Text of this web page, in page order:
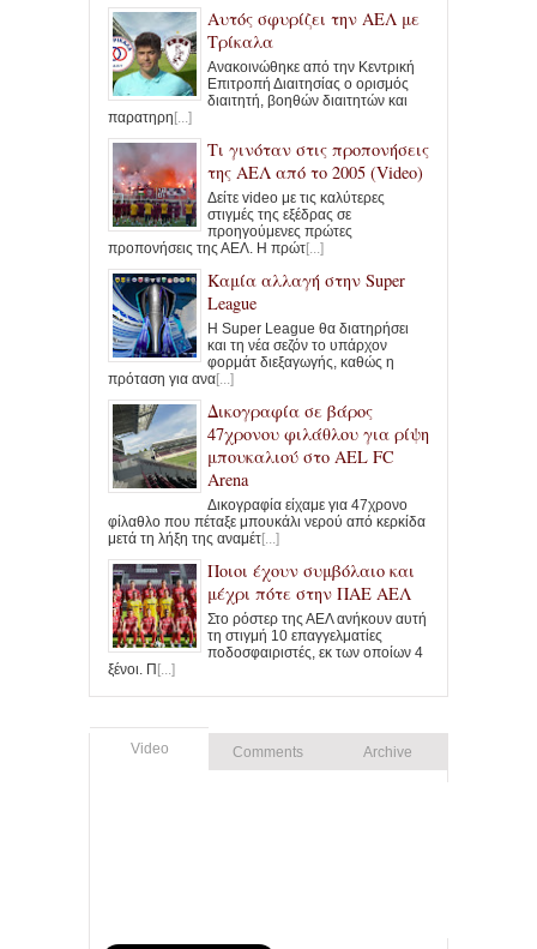
Αυτός σφυρίζει την ΑΕΛ με
Τρίκαλα
Ανακοινώθηκε από την Κεντρική
Επιτροπή Διαιτησίας ο ορισμός
διαιτητή, βοηθών διαιτητών και
παρατηρη [...]
Τι γινόταν στις προπονήσεις
της ΑΕΛ από το 2005 (Video)
Δείτε video με τις καλύτερες
στιγμές της εξέδρας σε
προηγούμενες πρώτες
προπονήσεις της ΑΕΛ. Η πρώτ[...]
Καμία αλλαγή στην Super
League
Η Super League θα διατηρήσει
και τη νέα σεζόν το υπάρχον
φορμάτ διεξαγωγής, καθώς η
πρόταση για ανα[...]
Δικογραφία σε βάρος
47χρονου φιλάθλου για ρίψη
μπουκαλιού στο AEL FC
Arena
Δικογραφία είχαμε για 47χρονο
φίλαθλο που πέταξε μπουκάλι νερού από κερκίδα
μετά τη λήξη της αναμέτ[...]
Ποιοι έχουν συμβόλαιο και
μέχρι πότε στην ΠΑΕ ΑΕΛ
Στο ρόστερ της ΑΕΛ ανήκουν αυτή
τη στιγμή 10 επαγγελματίες
ποδοσφαιριστές, εκ των οποίων 4
ξένοι. Π [...]
Video Comments Archive